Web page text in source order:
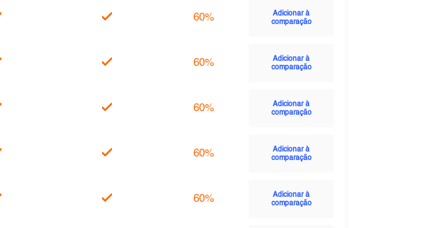
60%
Adicionar à
comparação
60%
Adicionar à
comparação
60%
Adicionar à
comparação
60%
Adicionar à
comparação
60%
Adicionar à
comparação